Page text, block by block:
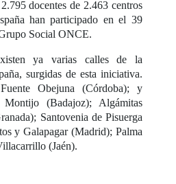
docentes de 2.463 centros
han participado en el 39
Social ONCE.
ya varias calles de la
surgidas de esta iniciativa.
Obejuna (Córdoba); y
Montijo (Badajoz); Algámitas
Santovenia de Pisuerga
y Galapagar (Madrid); Palma
(Jaén).